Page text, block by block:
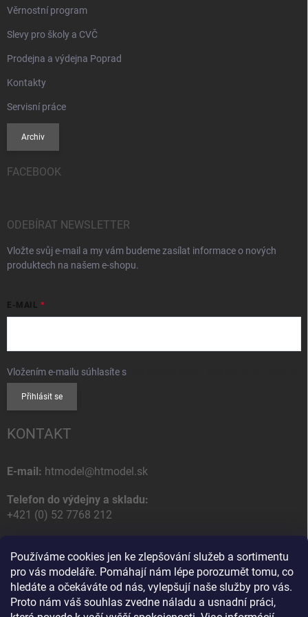
Používáme cookies jen ke zlepšování služeb a sortimentu
pro vás modeláře. Pomáhají nám lépe porozumět tomu, co
hledáte a očekáváte od nás, vylepšují naše služby pro vás.
Proto nám váš souhlas zvedne náladu a usnadní práci,
Věrnostní program
Slevy pro školy a CVČ
Prodejna a výdejna Poprad
Kontakty
Servisní práce
Archiv
FACEBOOK
ODEBÍRAT NEWSLETTER
Vložte svůj e-mail a my vám budeme zasílat informace o nových
produktech na našem e-shopu.
E-MAIL
Vložením e-mailu súhlasíte s
Přihlásit se
KONTAKT
E-mail: htmodel@htmodel.sk
Telefon do výdejny a skladu:
+421 (0) 52 7768 212
HT model
Na letisko 49
058 01 Poprad
Slovenská Republika